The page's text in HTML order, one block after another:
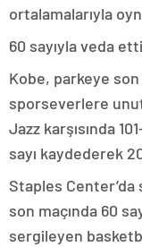
ortalamalarıyla
60 sayıyla veda etti
Kobe, parkeye son
sporseverlere
Jazz karşısında
sayı kaydederek
Staples Center’da
son maçında 60
sergileyen